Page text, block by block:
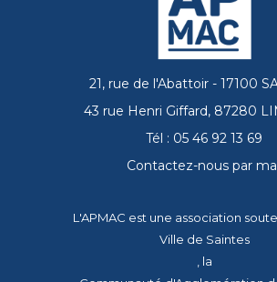
21, rue de l'Abattoir - 17100
43 rue Henri Giffard, 87280
Tél : 05 46 92 13 69
Contactez-nous par
L'APMAC est une association
Ville de Saintes
, la